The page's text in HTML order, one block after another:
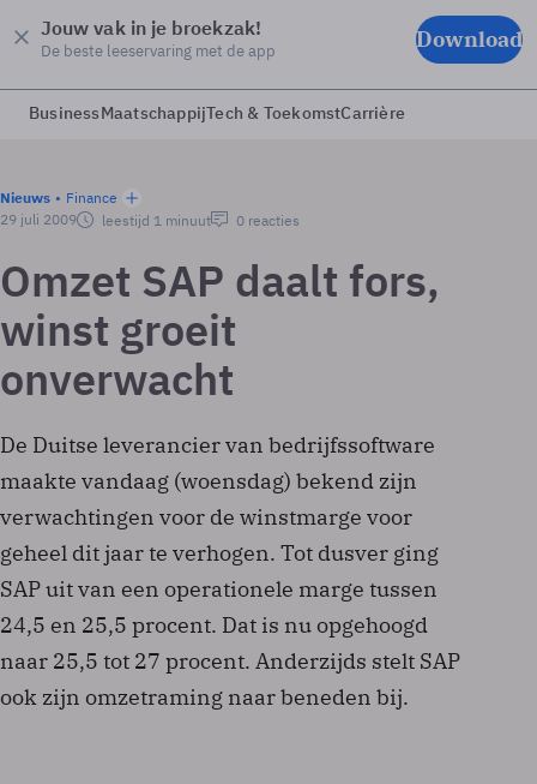
Jouw vak in je broekzak!
De beste leeservaring met de app Download
BusinessMaatschappijTech & ToekomstCarrière
Nieuws
Finance
29 juli 2009
leestijd 1 minuut 0 reacties
Omzet SAP daalt fors,
winst groeit
onverwacht
De Duitse leverancier van bedrijfssoftware
maakte vandaag (woensdag) bekend zijn
verwachtingen voor de winstmarge voor
geheel dit jaar te verhogen. Tot dusver ging
SAP uit van een operationele marge tussen
24,5 en 25,5 procent. Dat is nu opgehoogd
naar 25,5 tot 27 procent. Anderzijds stelt SAP
ook zijn omzetraming naar beneden bij.